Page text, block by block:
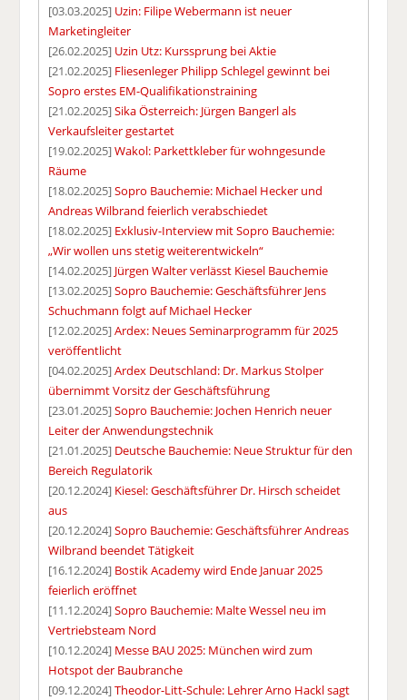
[03.03.2025] Uzin: Filipe Webermann ist neuer
Marketingleiter
[26.02.2025] Uzin Utz: Kurssprung bei Aktie
[21.02.2025] Fliesenleger Philipp Schlegel gewinnt bei
Sopro erstes EM-Qualifikationstraining
[21.02.2025]Sika Österreich: Jürgen Bangerl als
Verkaufsleiter gestartet
[19.02.2025]Wakol: Parkettkleber für wohngesunde
Räume
[18.02.2025]Sopro Bauchemie: Michael Hecker und
Andreas Wilbrand feierlich verabschiedet
[18.02.2025] Exklusiv-Interview mit Sopro Bauchemie:
„Wir wollen uns stetig weiterentwickeln“
[14.02.2025] Jürgen Walter verlässt Kiesel Bauchemie
[13.02.2025]Sopro Bauchemie: Geschäftsführer Jens
Schuchmann folgt auf Michael Hecker
[12.02.2025]Ardex: Neues Seminarprogramm für 2025
veröffentlicht
[04.02.2025]Ardex Deutschland: Dr. Markus Stolper
übernimmt Vorsitz der Geschäftsführung
[23.01.2025]Sopro Bauchemie: Jochen Henrich neuer
Leiter der Anwendungstechnik
[21.01.2025] Deutsche Bauchemie: Neue Struktur für den
Bereich Regulatorik
[20.12.2024] Kiesel: Geschäftsführer Dr. Hirsch scheidet
aus
[20.12.2024]Sopro Bauchemie: Geschäftsführer Andreas
Wilbrand beendet Tätigkeit
[16.12.2024] Bostik Academy wird Ende Januar 2025
feierlich eröffnet
[11.12.2024]Sopro Bauchemie: Malte Wessel neu im
Vertriebsteam Nord
[10.12.2024] Messe BAU 2025: München wird zum
Hotspot der Baubranche
[09.12.2024]Theodor-Litt-Schule: Lehrer Arno Hackl sagt